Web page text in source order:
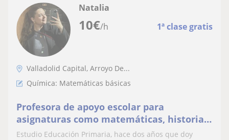
10€/h 1ª clase gratis
Natalia
Valladolid Capital, Arroyo De...
Química: Matemáticas básicas
Profesora de apoyo escolar para
asignaturas como matemáticas, historia,
lengua, francés física y química, etc. (3 a
Estudio Educación Primaria, hace dos años que doy